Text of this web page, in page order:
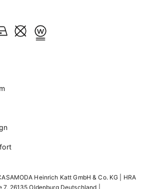
Heinrich Katt GmbH & Co. KG | HRA
26135 Oldenburg Deutschland |